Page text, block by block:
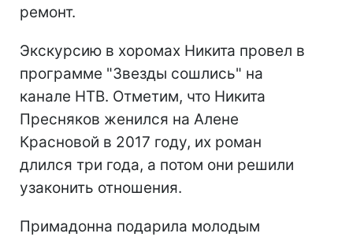
ремонт.
Экскурсию в хоромах Никита провел в
программе "Звезды сошлись" на
канале НТВ. Отметим, что Никита
Пресняков женился на Алене
Красновой в 2017 году, их роман
длился три года, а потом они решили
узаконить отношения.
Примадонна подарила молодым